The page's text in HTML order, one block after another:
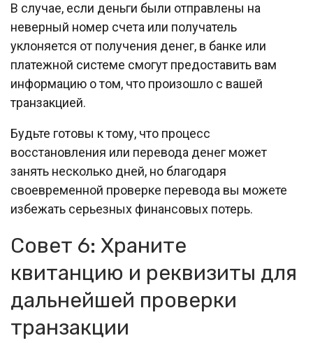
В случае, если деньги были отправлены на
неверный номер счета или получатель
уклоняется от получения денег, в банке или
платежной системе смогут предоставить вам
информацию о том, что произошло с вашей
транзакцией.
Будьте готовы к тому, что процесс
восстановления или перевода денег может
занять несколько дней, но благодаря
своевременной проверке перевода вы можете
избежать серьезных финансовых потерь.
Совет 6: Храните
квитанцию и реквизиты для
дальнейшей проверки
транзакции